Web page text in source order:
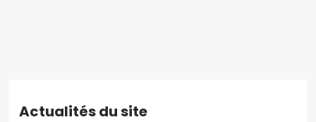
Actualités du site